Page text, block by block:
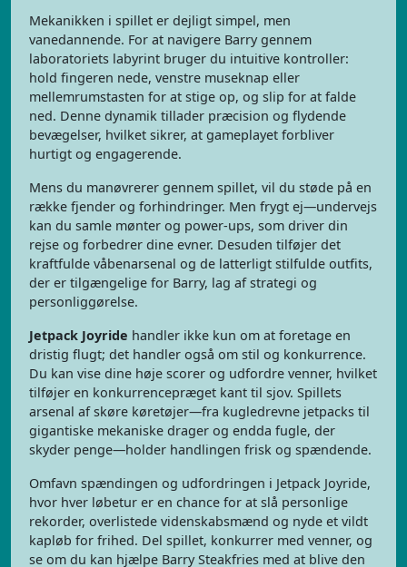
Mekanikken i spillet er dejligt simpel, men
vanedannende. For at navigere Barry gennem
laboratoriets labyrint bruger du intuitive kontroller:
hold fingeren nede, venstre museknap eller
mellemrumstasten for at stige op, og slip for at falde
ned. Denne dynamik tillader præcision og flydende
bevægelser, hvilket sikrer, at gameplayet forbliver
hurtigt og engagerende.
Mens du manøvrerer gennem spillet, vil du støde på en
række fjender og forhindringer. Men frygt ej—undervejs
kan du samle mønter og power-ups, som driver din
rejse og forbedrer dine evner. Desuden tilføjer det
kraftfulde våbenarsenal og de latterligt stilfulde outfits,
der er tilgængelige for Barry, lag af strategi og
personliggørelse.
Jetpack Joyride handler ikke kun om at foretage en
dristig flugt; det handler også om stil og konkurrence.
Du kan vise dine høje scorer og udfordre venner, hvilket
tilføjer en konkurrencepræget kant til sjov. Spillets
arsenal af skøre køretøjer—fra kugledrevne jetpacks til
gigantiske mekaniske drager og endda fugle, der
skyder penge—holder handlingen frisk og spændende.
Omfavn spændingen og udfordringen i Jetpack Joyride,
hvor hver løbetur er en chance for at slå personlige
rekorder, overlistede videnskabsmænd og nyde et vildt
kapløb for frihed. Del spillet, konkurrer med venner, og
se om du kan hjælpe Barry Steakfries med at blive den